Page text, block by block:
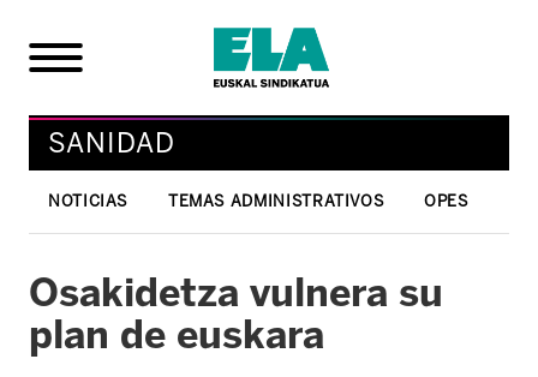
SANIDAD
NOTICIAS TEMAS ADMINISTRATIVOS OPES
Osakidetza vulnera su
plan de euskara